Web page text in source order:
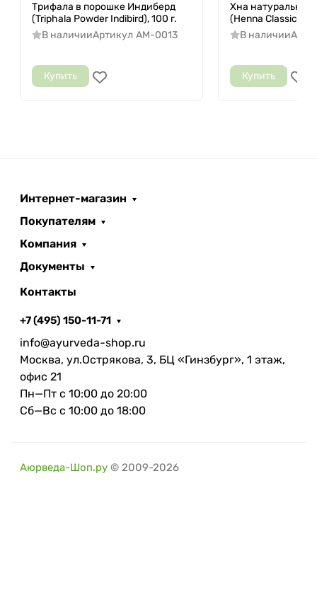
Трифала в порошке Индиберд
(Triphala Powder Indibird), 100 г.
В наличииАртикул AM-0013
Купить
Хна натуральная
(Henna Classic
В наличии
Купить
Интернет-магазин
Покупателям
Компания
Документы
Контакты
+7 (495) 150-11-71
info@ayurveda-shop.ru
Москва, ул.Острякова, 3, БЦ «Гинзбург», 1 этаж,
офис 21
Пн—Пт с 10:00 до 20:00
Сб—Вс с 10:00 до 18:00
Аюрведа-Шоп.ру © 2009-2026